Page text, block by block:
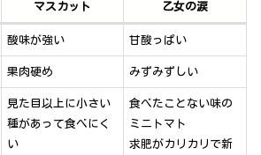
マスカット 乙女の涙
酸味が強い 甘酸っぱい
果肉硬め みずみずしい
見た目以上に小さい
種があって食べにく
い
食べたことない味の
ミニトマト
求肥がカリカリで新